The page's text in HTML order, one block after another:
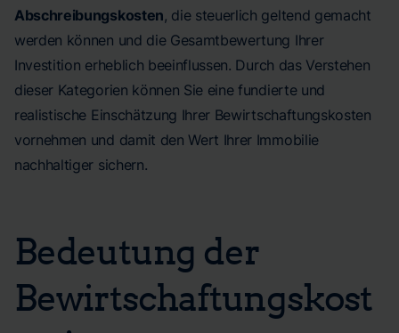
Abschreibungskosten, die steuerlich geltend gemacht
werden können und die Gesamtbewertung Ihrer
Investition erheblich beeinflussen. Durch das Verstehen
dieser Kategorien können Sie eine fundierte und
realistische Einschätzung Ihrer Bewirtschaftungskosten
vornehmen und damit den Wert Ihrer Immobilie
nachhaltiger sichern.
Bedeutung der
Bewirtschaftungskost